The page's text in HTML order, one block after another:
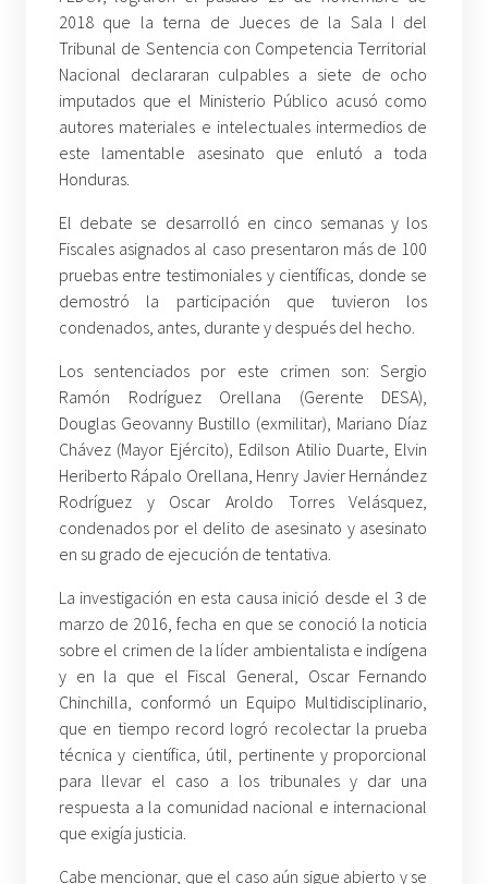
2018 que la terna de Jueces de la Sala I del
Tribunal de Sentencia con Competencia Territorial
Nacional declararan culpables a siete de ocho
imputados que el Ministerio Público acusó como
autores materiales e intelectuales intermedios de
este lamentable asesinato que enlutó a toda
Honduras.
El debate se desarrolló en cinco semanas y los
Fiscales asignados al caso presentaron más de 100
pruebas entre testimoniales y científicas, donde se
demostró la participación que tuvieron los
condenados, antes, durante y después del hecho.
Los sentenciados por este crimen son: Sergio
Ramón Rodríguez Orellana (Gerente DESA),
Douglas Geovanny Bustillo (exmilitar), Mariano Díaz
Chávez (Mayor Ejército), Edilson Atilio Duarte, Elvin
Heriberto Rápalo Orellana, Henry Javier Hernández
Rodríguez y Oscar Aroldo Torres Velásquez,
condenados por el delito de asesinato y asesinato
en su grado de ejecución de tentativa.
La investigación en esta causa inició desde el 3 de
marzo de 2016, fecha en que se conoció la noticia
sobre el crimen de la líder ambientalista e indígena
y en la que el Fiscal General, Oscar Fernando
Chinchilla, conformó un Equipo Multidisciplinario,
que en tiempo record logró recolectar la prueba
técnica y científica, útil, pertinente y proporcional
para llevar el caso a los tribunales y dar una
respuesta a la comunidad nacional e internacional
que exigía justicia.
Cabe mencionar, que el caso aún sigue abierto y se